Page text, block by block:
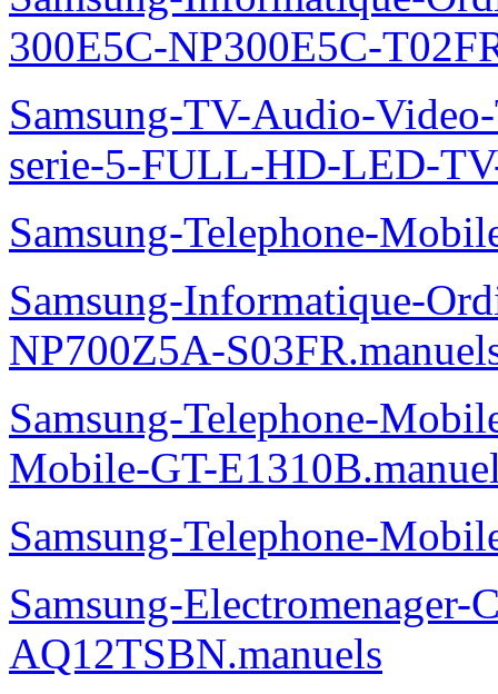
300E5C-NP300E5C-
Samsung-TV-Audio-
serie-5-FULL-HD-LED-
Samsung-Telephone-
Samsung-Informatique-
NP700Z5A-
Samsung-Telephone-
Mobile-GT-
Samsung-Telephone-
Samsung-Electromenager-
AQ12TSBN.manuels